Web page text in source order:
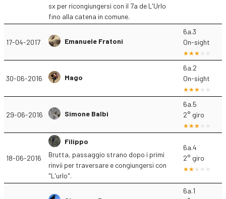
sx per ricongiungersi con il 7a de L'Urlo
fino alla catena in comune.
17-04-2017 Emanuele Fratoni
6a.3
On-sight
30-06-2016 Mago
6a.2
On-sight
29-06-2016 Simone Balbi
6a.5
2° giro
18-06-2016
Filippo
Brutta, passaggio strano dopo i primi
rinvii per traversare e congiungersi con
"L'urlo".
6a.4
2° giro
6a.1